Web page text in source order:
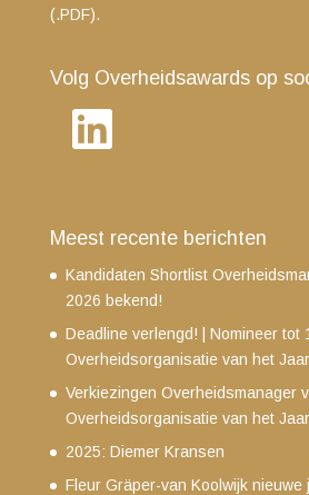
(.PDF).
Volg Overheidsawards op
LinkedIn
Meest recente berichten
Kandidaten Shortlist
2026 bekend!
Deadline verlengd! | Nomineer tot
Overheidsorganisatie van het
Verkiezingen Overheidsmanager
Overheidsorganisatie van het
2025: Diemer Kransen
Fleur Gräper-van Koolwijk nieuwe